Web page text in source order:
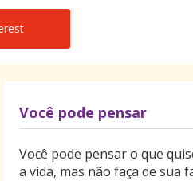
Você pode pensar
Você pode pensar o que
a vida, mas não faça de sua